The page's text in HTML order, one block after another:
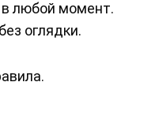
любой момент.
оглядки.